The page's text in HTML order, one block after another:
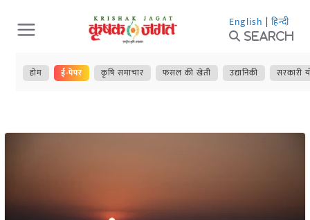
Skip
to
content
English | हिन्दी
Search
होम ई-पेपर कृषि समाचार फसल की खेती उद्यानिकी सरकारी